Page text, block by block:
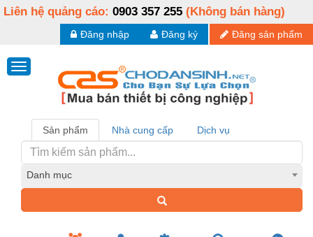
Liên hệ quảng cáo: 0903 357 255 (Không bán hàng)
Đăng sản phẩm
Đăng ký
Đăng nhập
Sản phẩm Nhà cung cấp Dịch vụ
Danh mục